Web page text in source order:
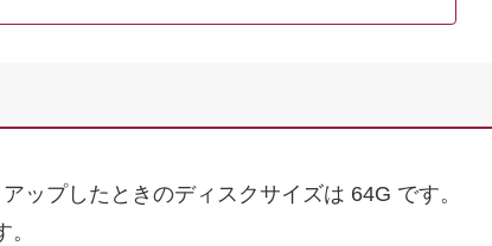
ップしたときのディスクサイズは 64G です。